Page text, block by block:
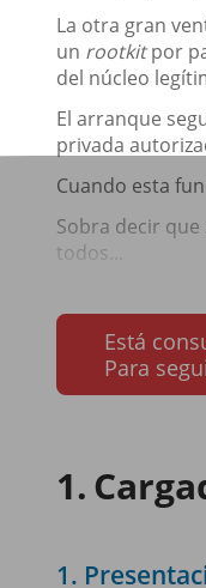
La otra gran
un rootkitpor
del núcleo
El arranque
privada
Cuando esta
Sobra decir
todos...
Está
Para
1.